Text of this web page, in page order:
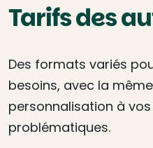
Tarifs des
Des formats variés
besoins, avec la
personnalisation à
problématiques.